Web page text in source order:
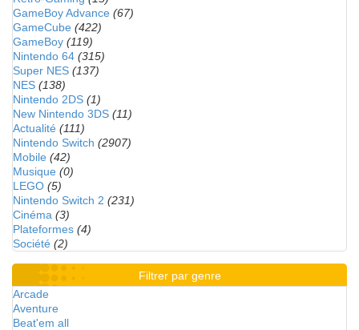
GameBoy Advance (67)
GameCube (422)
GameBoy (119)
Nintendo 64 (315)
Super NES (137)
NES (138)
Nintendo 2DS (1)
New Nintendo 3DS (11)
Actualité (111)
Nintendo Switch (2907)
Mobile (42)
Musique (0)
LEGO (5)
Nintendo Switch 2 (231)
Cinéma (3)
Plateformes (4)
Société (2)
Filtrer par genre
Arcade
Aventure
Beat'em all